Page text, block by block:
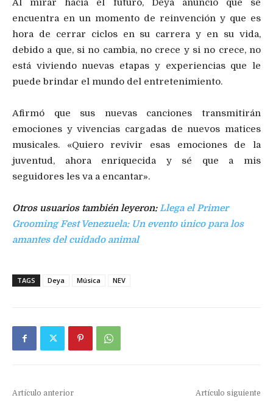
Al mirar hacia el futuro, Deya anunció que se
encuentra en un momento de reinvención y que es
hora de cerrar ciclos en su carrera y en su vida,
debido a que, si no cambia, no crece y si no crece, no
está viviendo nuevas etapas y experiencias que le
puede brindar el mundo del entretenimiento.
Afirmó que sus nuevas canciones transmitirán
emociones y vivencias cargadas de nuevos matices
musicales. «Quiero revivir esas emociones de la
juventud, ahora enriquecida y sé que a mis
seguidores les va a encantar».
Otros usuarios también leyeron:Llega el Primer
Grooming Fest Venezuela: Un evento único para los
amantes del cuidado animal
TAGS Deya Música NEV
Artículo anterior Artículo siguiente